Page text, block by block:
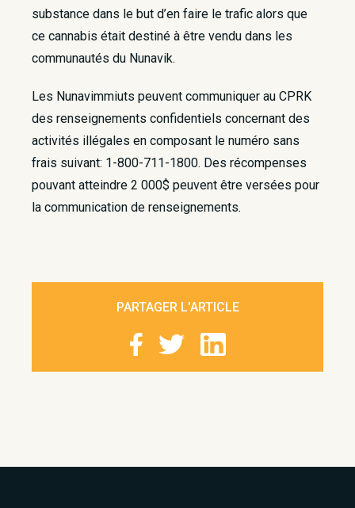
substance dans le but d’en faire le trafic alors que
ce cannabis était destiné à être vendu dans les
communautés du Nunavik.
Les Nunavimmiuts peuvent communiquer au CPRK
des renseignements confidentiels concernant des
activités illégales en composant le numéro sans
frais suivant: 1-800-711-1800. Des récompenses
pouvant atteindre 2 000$ peuvent être versées pour
la communication de renseignements.
PARTAGER L'ARTICLE